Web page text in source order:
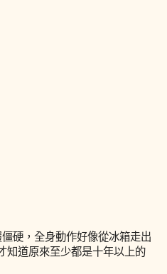
硬，全身動作好像從冰箱走出
知道原來至少都是十年以上的